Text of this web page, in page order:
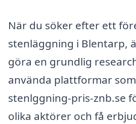
När du söker efter ett
stenläggning i Blentarp,
göra en grundlig
använda plattformar
stenlggning-pris-znb.se
olika aktörer och få